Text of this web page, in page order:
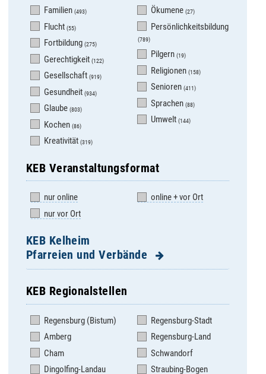
Familien(493)
Flucht(55)
Fortbildung(275)
Gerechtigkeit(122)
Gesellschaft(919)
Gesundheit(934)
Glaube(803)
Kochen(86)
Kreativität(319)
Ökumene (27)
Persönlichkeitsbildung
(789)
Pilgern (19)
Religionen (158)
Senioren (411)
Sprachen (88)
Umwelt (144)
KEB Veranstaltungsformat
nur online
nur vor Ort
online + vor Ort
KEB Kelheim
Pfarreien und Verbände
Abensberg St. Barbara
St.Leonhard
Nikolaus
Langquaid-St. Jakob
Lichtmeß
Immaculata
KEB Regionalstellen
Regensburg (Bistum)
Amberg
Cham
Dingolfing-Landau
Regensburg-Stadt
Regensburg-Land
Schwandorf
Straubing-Bogen